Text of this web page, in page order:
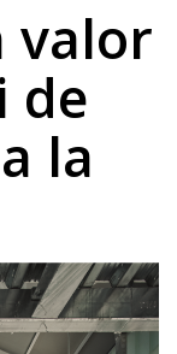
valor
de
la